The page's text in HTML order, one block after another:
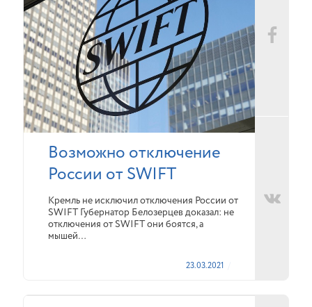
Возможно отключение
России от SWIFT
Кремль не исключил отключения России от
SWIFT Губернатор Белозерцев доказал: не
отключения от SWIFT они боятся, а
мышей…
23.03.2021